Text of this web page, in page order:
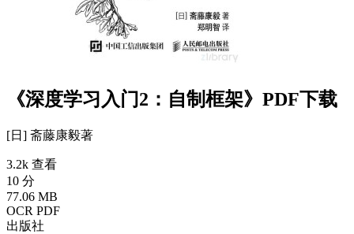
《深度学习入门2：自制框架》PDF下载
[日] 斋藤康毅著
3.2k 查看
10 分
77.06 MB
OCR PDF
出版社